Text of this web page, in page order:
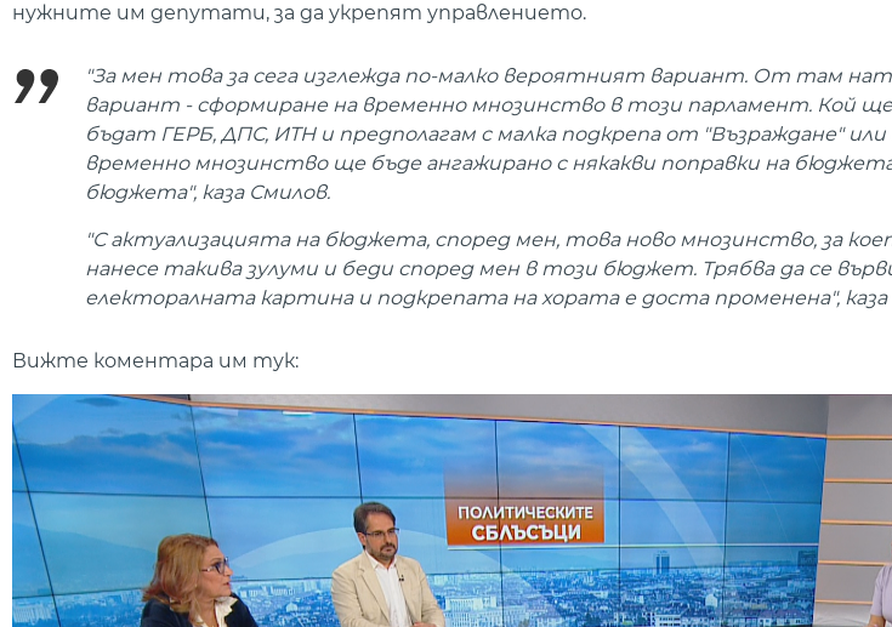
нужните им депутати, за да укрепят управлението.
"За мен това за сега изглежда по-малко вероятният вариант. От там
вариант - сформиране на временно мнозинство в този парламент. Кой
бъдат ГЕРБ, ДПС, ИТН и предполагам с малка подкрепа от "Възраждане" или
временно мнозинство ще бъде ангажирано с някакви поправки на
бюджета", каза Смилов.
"С актуализацията на бюджета, според мен, това ново мнозинство, за
нанесе такива зулуми и беди според мен в този бюджет. Трябва да се
електоралната картина и подкрепата на хората е доста променена", каза
Вижте коментара им тук: